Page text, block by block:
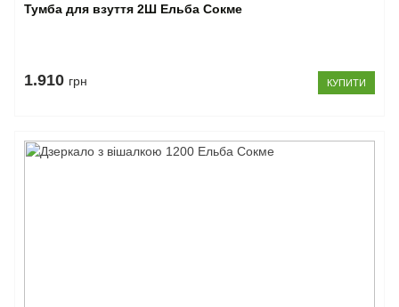
Тумба для взуття 2Ш Ельба Сокме
1.910 грн КУПИТИ